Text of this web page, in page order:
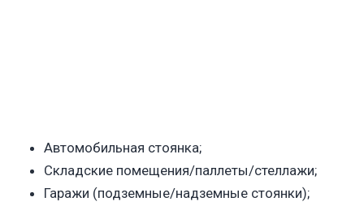
Автомобильная стоянка;
Складские помещения/паллеты/стеллажи;
Гаражи (подземные/надземные стоянки);